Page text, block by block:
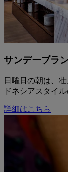
サンデーブラ
日曜日の朝は、
ドネシアスタイ
詳細はこちら